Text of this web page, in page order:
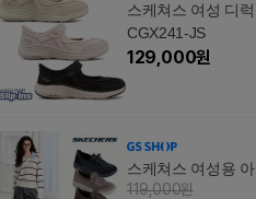
스케쳐스 여성 디
CGX241-JS
129,000원
스케쳐스 여성용
119,000원